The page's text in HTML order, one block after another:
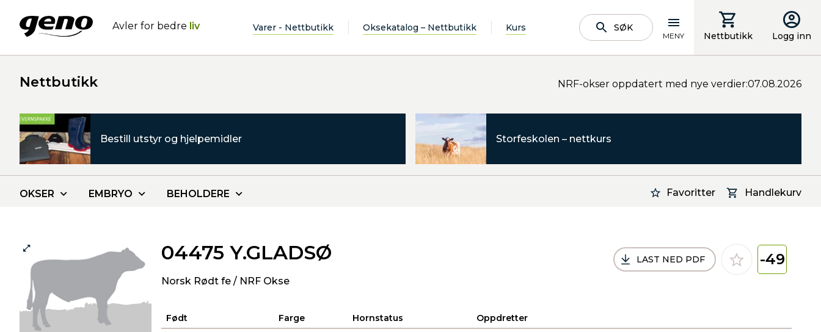
Avler for bedre liv Varer - Nettbutikk Oksekatalog – Nettbutikk Kurs SØK
MENY Nettbutikk Logg inn
Nettbutikk NRF-okser oppdatert med nye verdier:07.08.2026
Bestill utstyr og hjelpemidler Storfeskolen – nettkurs
Favoritter Handlekurv
OKSER EMBRYO BEHOLDERE
04475 Y.GLADSØ
Norsk Rødt fe / NRF Okse
LAST NED PDF -49
Født Farge Hornstatus
Oppdretter